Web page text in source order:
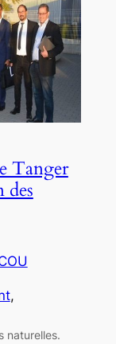
Tanger
des
naturelles.